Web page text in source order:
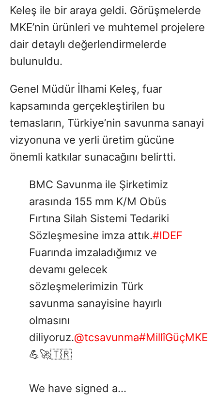
Keleş ile bir araya geldi. Görüşmelerde
MKE’nin ürünleri ve muhtemel projelere
dair detaylı değerlendirmelerde
bulunuldu.
Genel Müdür İlhami Keleş, fuar
kapsamında gerçekleştirilen bu
temasların, Türkiye’nin savunma sanayi
vizyonuna ve yerli üretim gücüne
önemli katkılar sunacağını belirtti.
BMC Savunma ile Şirketimiz
arasında 155 mm K/M Obüs
Fırtına Silah Sistemi Tedariki
Sözleşmesine imza attık.#IDEF
Fuarında imzaladığımız ve
devamı gelecek
sözleşmelerimizin Türk
savunma sanayisine hayırlı
olmasını
diliyoruz.@tcsavunma#MillîGüçMKE
💪🚀🇹🇷
We have signed a…